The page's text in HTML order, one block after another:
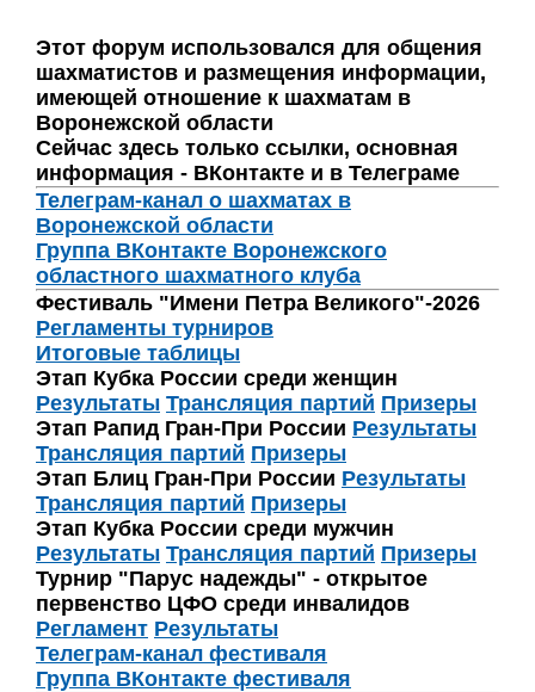
Этот форум использовался для общения
шахматистов и размещения информации,
имеющей отношение к шахматам в
Воронежской области
Сейчас здесь только ссылки, основная
информация - ВКонтакте и в Телеграме
Телеграм-канал о шахматах в
Воронежской области
Группа ВКонтакте Воронежского
областного шахматного клуба
Фестиваль "Имени Петра Великого"-2026
Регламенты турниров
Итоговые таблицы
Этап Кубка России среди женщин
Результаты Трансляция партий Призеры
Этап Рапид Гран-При России Результаты
Трансляция партий Призеры
Этап Блиц Гран-При России Результаты
Трансляция партий Призеры
Этап Кубка России среди мужчин
Результаты Трансляция партий Призеры
Турнир "Парус надежды" - открытое
первенство ЦФО среди инвалидов
Регламент Результаты
Телеграм-канал фестиваля
Группа ВКонтакте фестиваля